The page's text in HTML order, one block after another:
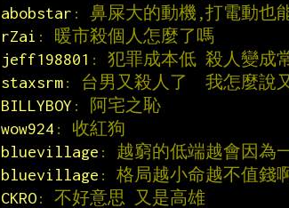
abobstar : 鼻屎大的動機,打電動也
rZai : 暖市殺個人怎麼了嗎
jeff198801 : 犯罪成本低 殺人變成
staxsrm: 台男又殺人了  我怎麼說又
BILLYBOY : 阿宅之恥
wow924 : 收紅狗
bluevillage : 越窮的低端越會因為
bluevillage : 格局越小命越不值錢
CKRO: 不好意思 又是高雄